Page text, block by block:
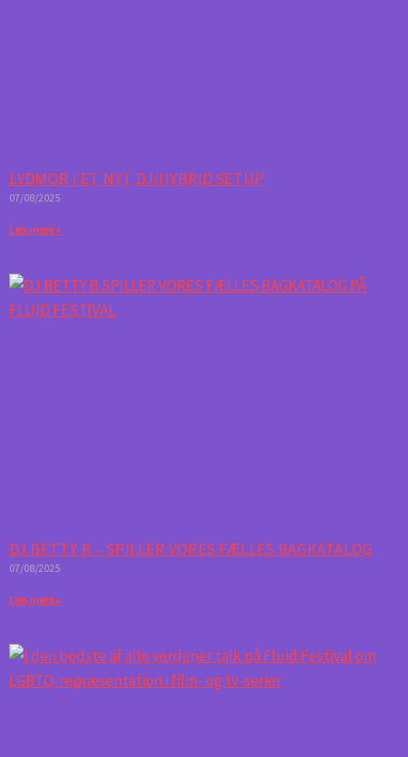
LYDMOR I ET NYT DJ/HYBRID SETUP
07/08/2025
Læs mere »
DJ BETTY B – SPILLER VORES FÆLLES BAGKATALOG
07/08/2025
Læs mere »